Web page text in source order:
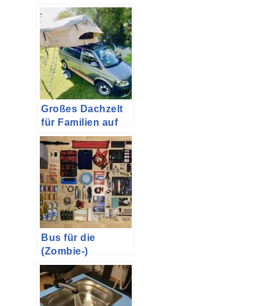
beim T5.2 Multivan
nachrüsten – Teil
2
Großes Dachzelt
für Familien auf
dem VW T5
Multivan
Bus für die
(Zombie-)
Apokalypse
ausstatten | oder
Packliste für ein